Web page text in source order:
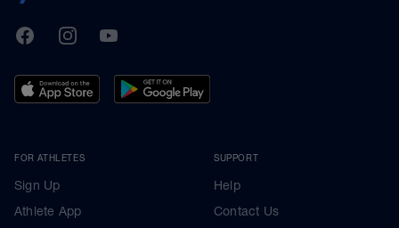
TrainingPeaks
FacebookInstagramYoutube
FOR ATHLETES
Sign Up
Athlete App
SUPPORT
Help
Contact Us